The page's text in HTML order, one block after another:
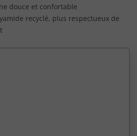
douce et confortable
recyclé, plus respectueux de